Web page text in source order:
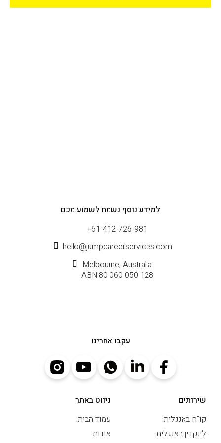
ניווט באתר
עמוד הבית
אודות
שירותים
קו"ח באנגלית
לינקדין באנגלית
למידע נוסף נשמח לשמוע מכם
+61-412-726-981
hello@jumpcareerservices.com
Melbourne, Australia
ABN:80 060 050 128
עקבו אחרינו